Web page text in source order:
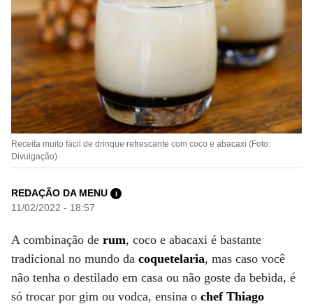
Receita muito fácil de drinque refrescante com coco e abacaxi (Foto:
Divulgação)
REDAÇÃO DA MENU i
11/02/2022 - 18:57
A combinação de rum, coco e abacaxi é bastante
tradicional no mundo da coquetelaria, mas caso você
não tenha o destilado em casa ou não goste da bebida, é
só trocar por gim ou vodca, ensina o chef Thiago